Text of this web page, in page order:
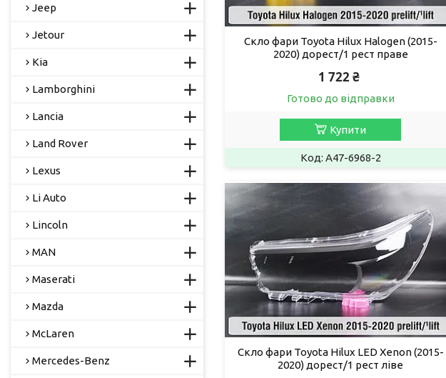
Скло фари Toyota Hilux Halogen (2015-
2020) дорест/1 рест праве
1 722 ₴
Готово до відправки
Купити
A47-6968-2
Скло фари Toyota Hilux LED Xenon (2015-
2020) дорест/1 рест ліве
Jeep
Jetour
Kia
Lamborghini
Lancia
Land Rover
Lexus
Li Auto
Lincoln
MAN
Maserati
Mazda
McLaren
Mercedes-Benz